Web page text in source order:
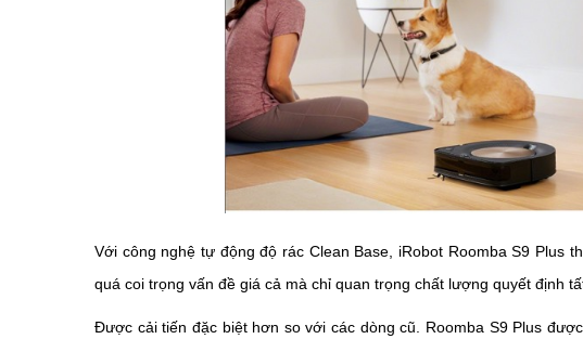
Với công nghệ tự động độ rác Clean Base, iRobot Roomba S9 Plus
quá coi trọng vấn đề giá cả mà chỉ quan trọng chất lượng quyết định
Được cải tiến đặc biệt hơn so với các dòng cũ. Roomba S9 Plus